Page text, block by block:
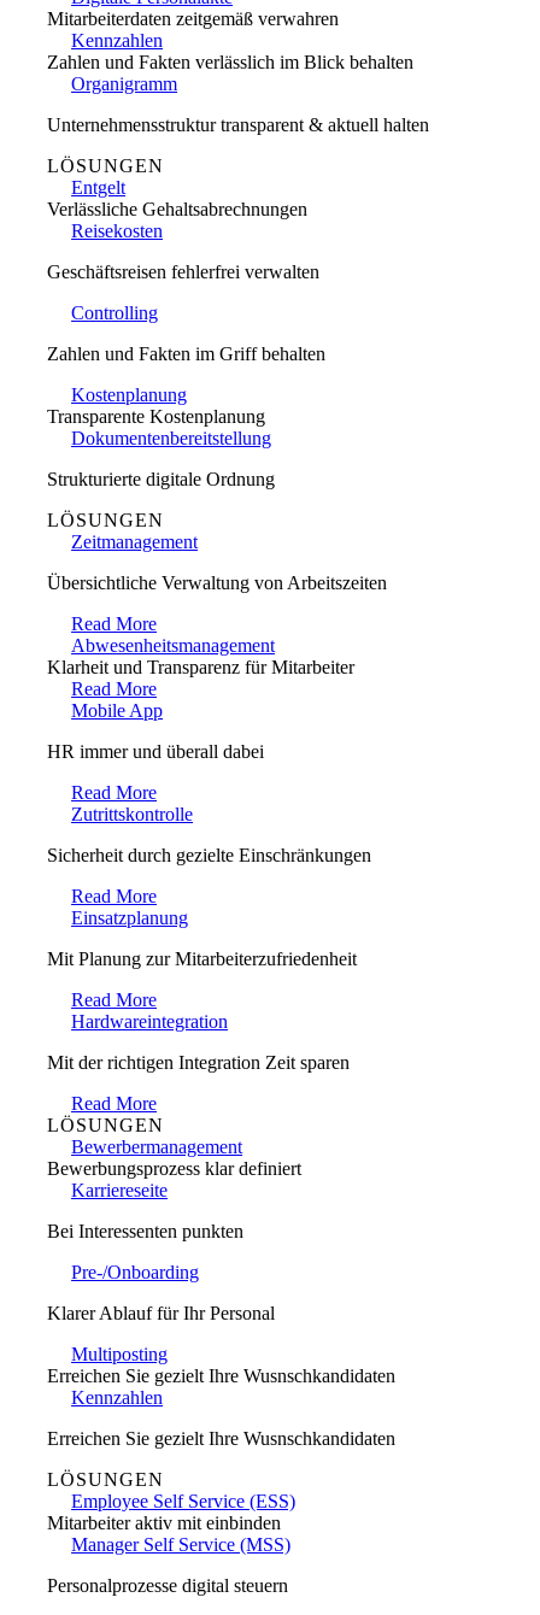
Mitarbeiterdaten zeitgemäß verwahren
Kennzahlen
Zahlen und Fakten verlässlich im Blick behalten
Organigramm
Unternehmensstruktur transparent & aktuell halten
LÖSUNGEN
Entgelt
Verlässliche Gehaltsabrechnungen
Reisekosten
Geschäftsreisen fehlerfrei verwalten
Controlling
Zahlen und Fakten im Griff behalten
Kostenplanung
Transparente Kostenplanung
Dokumentenbereitstellung
Strukturierte digitale Ordnung
LÖSUNGEN
Zeitmanagement
Übersichtliche Verwaltung von Arbeitszeiten
Read More
Abwesenheitsmanagement
Klarheit und Transparenz für Mitarbeiter
Read More
Mobile App
HR immer und überall dabei
Read More
Zutrittskontrolle
Sicherheit durch gezielte Einschränkungen
Read More
Einsatzplanung
Mit Planung zur Mitarbeiterzufriedenheit
Read More
Hardwareintegration
Mit der richtigen Integration Zeit sparen
Read More
LÖSUNGEN
Bewerbermanagement
Bewerbungsprozess klar definiert
Karriereseite
Bei Interessenten punkten
Pre-/Onboarding
Klarer Ablauf für Ihr Personal
Multiposting
Erreichen Sie gezielt Ihre Wusnschkandidaten
Kennzahlen
Erreichen Sie gezielt Ihre Wusnschkandidaten
LÖSUNGEN
Employee Self Service (ESS)
Mitarbeiter aktiv mit einbinden
Manager Self Service (MSS)
Personalprozesse digital steuern